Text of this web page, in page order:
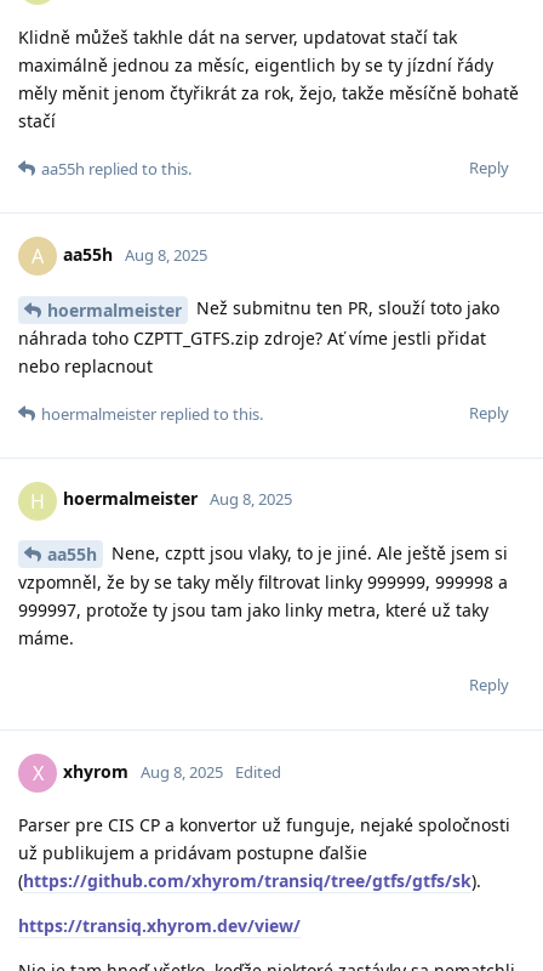
Klidně můžeš takhle dát na server, updatovat stačí tak
maximálně jednou za měsíc, eigentlich by se ty jízdní řády
měly měnit jenom čtyřikrát za rok, žejo, takže měsíčně bohatě
stačí
Reply
aa55h replied to this.
A aa55h Aug 8, 2025
hoermalmeister
Než submitnu ten PR, slouží toto jako
náhrada toho CZPTT_GTFS.zip zdroje? Ať víme jestli přidat
nebo replacnout
Reply
hoermalmeister replied to this.
H hoermalmeister Aug 8, 2025
aa55h
Nene, czptt jsou vlaky, to je jiné. Ale ještě jsem si
vzpomněl, že by se taky měly filtrovat linky 999999, 999998 a
999997, protože ty jsou tam jako linky metra, které už taky
máme.
Reply
X xhyrom Aug 8, 2025 Edited
Parser pre CIS CP a konvertor už funguje, nejaké spoločnosti
už publikujem a pridávam postupne ďalšie
(https://github.com/xhyrom/transiq/tree/gtfs/gtfs/sk).
https://transiq.xhyrom.dev/view/